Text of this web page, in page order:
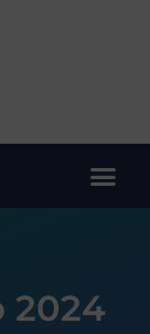
2024